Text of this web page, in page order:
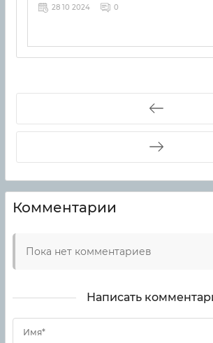
28 10 2024 0
Комментарии
Пока нет комментариев
Написать
Имя*